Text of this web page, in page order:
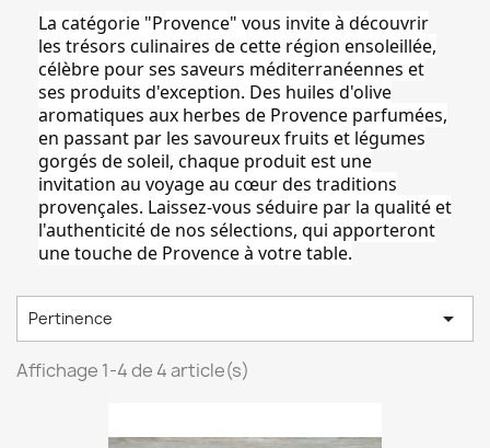
La catégorie "Provence" vous invite à découvrir
les trésors culinaires de cette région ensoleillée,
célèbre pour ses saveurs méditerranéennes et
ses produits d'exception. Des huiles d'olive
aromatiques aux herbes de Provence parfumées,
en passant par les savoureux fruits et légumes
gorgés de soleil, chaque produit est une
invitation au voyage au cœur des traditions
provençales. Laissez-vous séduire par la qualité et
l'authenticité de nos sélections, qui apporteront
une touche de Provence à votre table.
Pertinence 
Affichage 1-4 de 4 article(s)